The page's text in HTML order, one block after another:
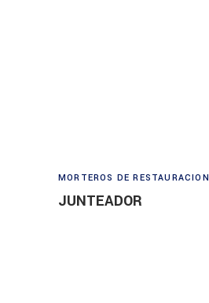
Read more
MORTEROS DE RESTAURACION
JUNTEADOR